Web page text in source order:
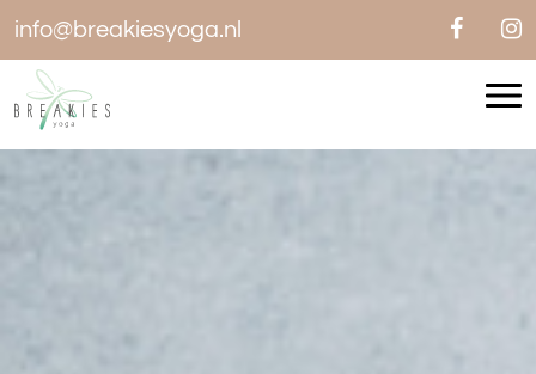
info@breakiesyoga.nl